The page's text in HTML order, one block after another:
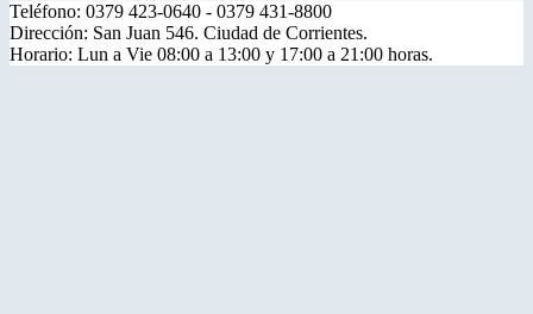
Teléfono: 0379 423-0640 - 0379 431-8800
Dirección: San Juan 546. Ciudad de Corrientes.
Horario: Lun a Vie 08:00 a 13:00 y 17:00 a 21:00 horas.